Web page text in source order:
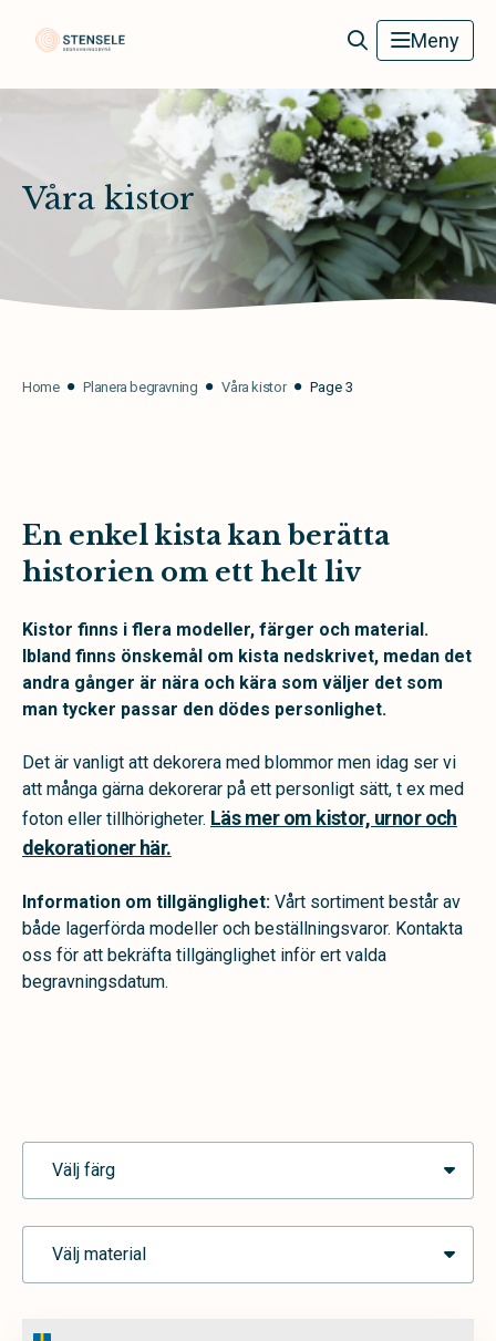
Meny
Våra kistor
Home Planera begravning Våra kistor Page 3
En enkel kista kan berätta
historien om ett helt liv
Kistor finns i flera modeller, färger och material.
Ibland finns önskemål om kista nedskrivet, medan det
andra gånger är nära och kära som väljer det som
man tycker passar den dödes personlighet.
Det är vanligt att dekorera med blommor men idag ser vi
att många gärna dekorerar på ett personligt sätt, t ex med
foton eller tillhörigheter. Läs mer om kistor, urnor och
dekorationer här.
Information om tillgänglighet: Vårt sortiment består av
både lagerförda modeller och beställningsvaror. Kontakta
oss för att bekräfta tillgänglighet inför ert valda
begravningsdatum.
Välj färg
Välj material